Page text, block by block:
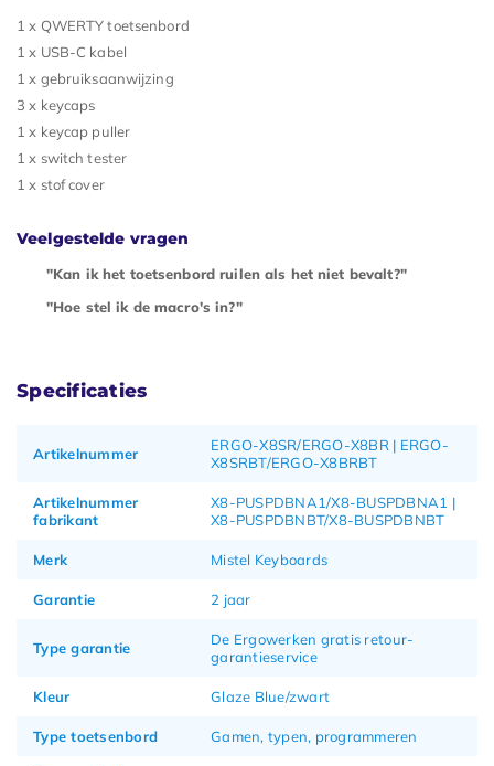
1 x QWERTY toetsenbord
1 x USB-C kabel
1 x gebruiksaanwijzing
3 x keycaps
1 x keycap puller
1 x switch tester
1 x stof cover
Veelgestelde vragen
"Kan ik het toetsenbord ruilen als het niet bevalt?"
"Hoe stel ik de macro's in?"
Specificaties
Artikelnummer
ERGO-X8SR/ERGO-X8BR | ERGO-
X8SRBT/ERGO-X8BRBT
Artikelnummer
fabrikant
X8-PUSPDBNA1/X8-BUSPDBNA1 |
X8-PUSPDBNBT/X8-BUSPDBNBT
Merk Mistel Keyboards
Garantie 2 jaar
Type garantie
De Ergowerken gratis retour-
garantieservice
Kleur Glaze Blue/zwart
Type toetsenbord Gamen, typen, programmeren